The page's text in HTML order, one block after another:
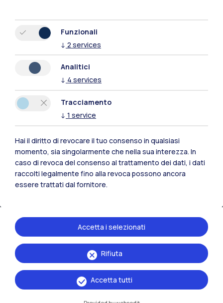
Funzionali
↓ 2 services
Analitici
↓ 4 services
Tracciamento
↓ 1 service
Hai il diritto di revocare il tuo consenso in qualsiasi
momento, sia singolarmente che nella sua interezza. In
caso di revoca del consenso al trattamento dei dati, i dati
raccolti legalmente fino alla revoca possono ancora
essere trattati dal fornitore.
Rifiuta
Accetta i selezionati
Accetta tutti
Xi'an
Naviga il sito
Contattaci
Politecnico di Milano, Piazza Leonardo da Vinci 32, 20133 Milano | P.IVA
04376620151 - C.F. 80057930150